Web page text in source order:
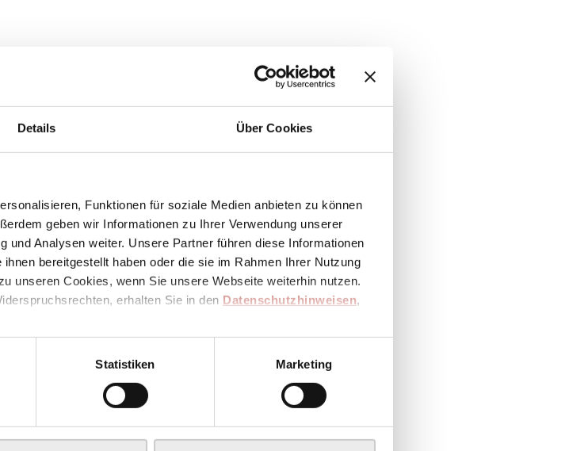
Details Über Cookies
Funktionen für soziale Medien anbieten zu können
geben wir Informationen zu Ihrer Verwendung unserer
und Analysen weiter. Unsere Partner führen diese Informationen
bereitgestellt haben oder die sie im Rahmen Ihrer Nutzung
unseren Cookies, wenn Sie unsere Webseite weiterhin nutzen.
erhalten Sie in den Datenschutzhinweisen,
Statistiken Marketing